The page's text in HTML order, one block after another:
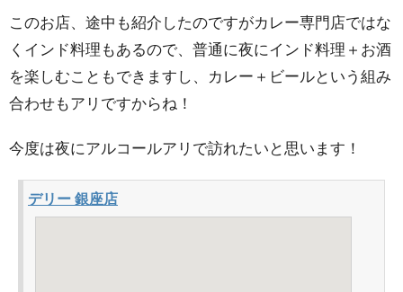
このお店、途中も紹介したのですがカレー専門店ではな
くインド料理もあるので、普通に夜にインド料理＋お酒
を楽しむこともできますし、カレー＋ビールという組み
合わせもアリですからね！
今度は夜にアルコールアリで訪れたいと思います！
デリー 銀座店